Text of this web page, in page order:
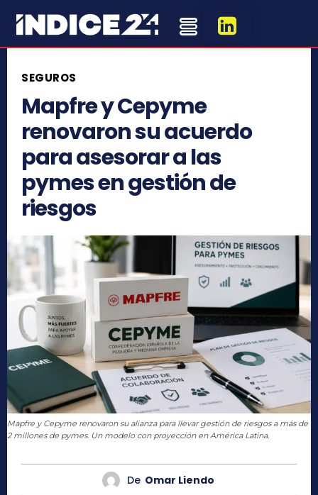
SEGUROS
Mapfre y Cepyme
renovaron su acuerdo
para asesorar a las
pymes en gestión de
riesgos
Mapfre y Cepyme renovaron su alianza para llevar gestión de riesgos a más de
2 millones de pymes. Un modelo con proyección en América Latina.
De Omar Liendo